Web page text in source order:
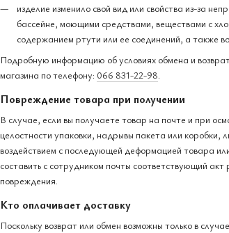
изделие изменило свой вид или свойства из-за
бассейне, моющими средствами, веществами с
содержанием ртути или ее соединений, а также
Подробную информацию об условиях обмена и
магазина по телефону: 066 831-22-98.
Повреждение товара при получении
В случае, если вы получаете товар на почте и при
целостности упаковки, надрывы пакета или коробки,
воздействием с последующей деформацией товара
составить с сотрудником почты соответствующий
повреждения.
Кто оплачивает доставку
Поскольку возврат или обмен возможны только в